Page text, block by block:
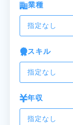
業種
指定なし
スキル
指定なし
年収
指定なし